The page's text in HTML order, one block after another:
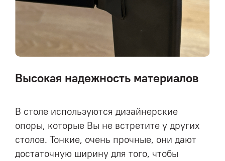
Высокая надежность материалов
В столе используются дизайнерские
опоры, которые Вы не встретите у других
столов. Тонкие, очень прочные, они дают
достаточную ширину для того, чтобы